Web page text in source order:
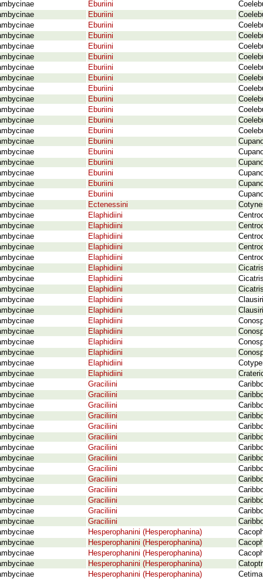
Eburiini
Eburiini
Eburiini
Eburiini
Eburiini
Eburiini
Eburiini
Eburiini
Eburiini
Eburiini
Eburiini
Eburiini
Eburiini
Eburiini
Eburiini
Eburiini
Eburiini
Eburiini
Eburiini
Ectenessini
Elaphidiini
Elaphidiini
Elaphidiini
Elaphidiini
Elaphidiini
Elaphidiini
Elaphidiini
Elaphidiini
Elaphidiini
Elaphidiini
Elaphidiini
Elaphidiini
Elaphidiini
Elaphidiini
Elaphidiini
Elaphidiini
Graciliini
Graciliini
Graciliini
Graciliini
Graciliini
Graciliini
Graciliini
Graciliini
Graciliini
Graciliini
Graciliini
Graciliini
Graciliini
Graciliini
Hesperophanini (Hesperophanina)
Hesperophanini (Hesperophanina)
Hesperophanini (Hesperophanina)
Hesperophanini (Hesperophanina)
Hesperophanini (Hesperophanina)